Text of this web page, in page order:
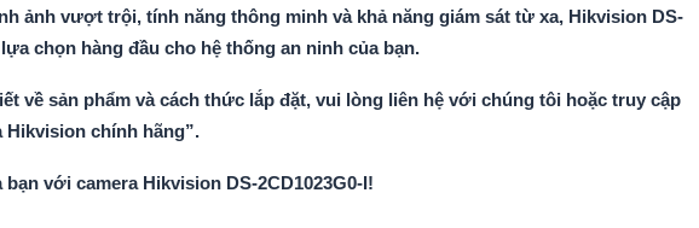
ảnh vượt trội, tính năng thông minh và khả năng giám sát từ xa, Hikvision DS-
chọn hàng đầu cho hệ thống an ninh của bạn.
về sản phẩm và cách thức lắp đặt, vui lòng liên hệ với chúng tôi hoặc truy cập
Hikvision chính hãng”.
với camera Hikvision DS-2CD1023G0-I!